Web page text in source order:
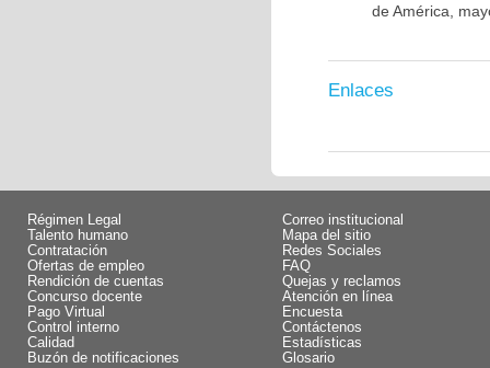
de América,
Enlaces
Régimen Legal
Talento humano
Contratación
Ofertas de empleo
Rendición de cuentas
Concurso docente
Pago Virtual
Control interno
Calidad
Buzón de notificaciones
Correo institucional
Mapa del sitio
Redes Sociales
FAQ
Quejas y reclamos
Atención en línea
Encuesta
Contáctenos
Estadísticas
Glosario